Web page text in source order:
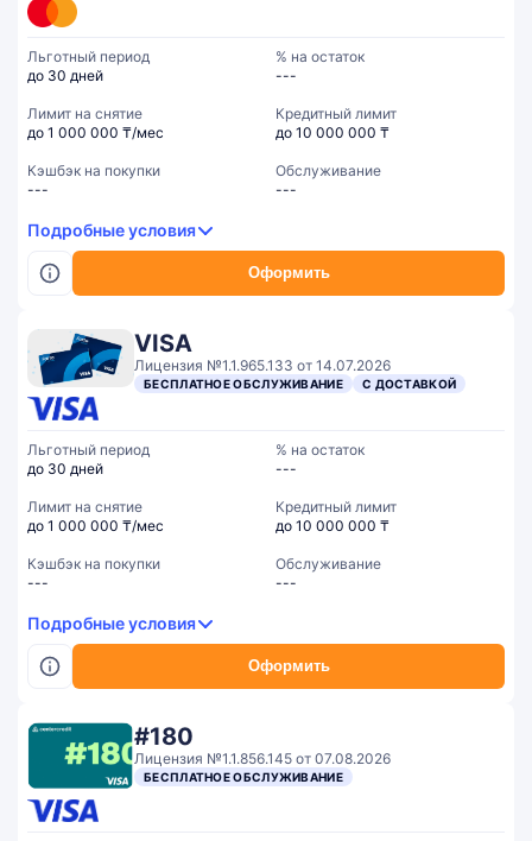
Оформить
Льготный период
до 30 дней
% на остаток
---
Лимит на снятие
до 1 000 000 ₸/мес
Кредитный лимит
до 10 000 000 ₸
Кэшбэк на покупки
---
Обслуживание
---
Подробные условия
VISA
Лицензия №1.1.965.133 от 14.07.2026
БЕСПЛАТНОЕ ОБСЛУЖИВАНИЕ С ДОСТАВКОЙ
Оформить
Льготный период
до 30 дней
% на остаток
---
Лимит на снятие
до 1 000 000 ₸/мес
Кредитный лимит
до 10 000 000 ₸
Кэшбэк на покупки
---
Обслуживание
---
Подробные условия
#180
Лицензия №1.1.856.145 от 07.08.2026
БЕСПЛАТНОЕ ОБСЛУЖИВАНИЕ